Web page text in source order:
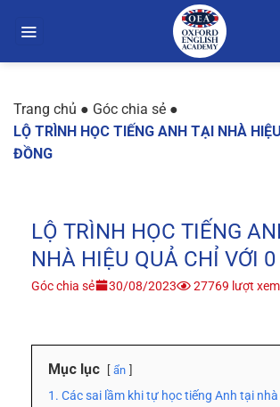
đến
Trang chủ ● Góc chia sẻ ●
LỘ TRÌNH HỌC TIẾNG ANH TẠI NHÀ
ĐỒNG
LỘ TRÌNH HỌC TIẾNG
NHÀ HIỆU QUẢ CHỈ VỚI
Góc chia sẻ 30/08/2023 27769 lượt
Mục lục ẩn
1. Các sai lầm khi tự học tiếng Anh tại nhà